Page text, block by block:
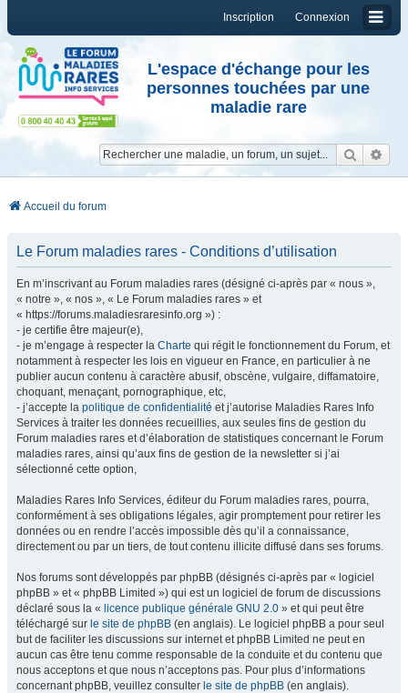
Connexion
Inscription
L'espace d'échange pour les
personnes touchées par une
maladie rare
Accueil du forum
Le Forum maladies rares - Conditions d’utilisation
En m’inscrivant au Forum maladies rares (désigné ci-après par « nous »,
« notre », « nos », « Le Forum maladies rares » et
« https://forums.maladiesraresinfo.org ») :
- je certifie être majeur(e),
- je m’engage à respecter la Charte qui régit le fonctionnement du Forum, et
notamment à respecter les lois en vigueur en France, en particulier à ne
publier aucun contenu à caractère abusif, obscène, vulgaire, diffamatoire,
choquant, menaçant, pornographique, etc,
- j’accepte la politique de confidentialité et j’autorise Maladies Rares Info
Services à traiter les données recueillies, aux seules fins de gestion du
Forum maladies rares et d’élaboration de statistiques concernant le Forum
maladies rares, ainsi qu’aux fins de gestion de la newsletter si j’ai
sélectionné cette option,
Maladies Rares Info Services, éditeur du Forum maladies rares, pourra,
conformément à ses obligations légales, agir promptement pour retirer les
données ou en rendre l’accès impossible dès qu’il a connaissance,
directement ou par un tiers, de tout contenu illicite diffusé dans ses forums.
Nos forums sont développés par phpBB (désignés ci-après par « logiciel
phpBB » et « phpBB Limited ») qui est un logiciel de forum de discussions
déclaré sous la « licence publique générale GNU 2.0 » et qui peut être
téléchargé sur le site de phpBB (en anglais). Le logiciel phpBB a pour seul
but de faciliter les discussions sur internet et phpBB Limited ne peut en
aucun cas être tenu comme responsable de la conduite et du contenu que
nous acceptons et que nous n’acceptons pas. Pour plus d’informations
concernant phpBB, veuillez consulter le site de phpBB (en anglais).